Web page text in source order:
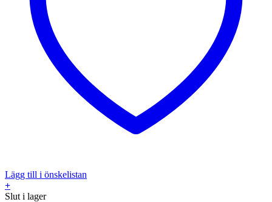
Lägg till i önskelistan
+
Slut i lager